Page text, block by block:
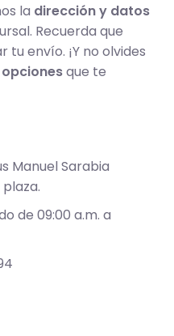
la dirección y datos
Recuerda que
envío. ¡Y no olvides
que te
Manuel Sarabia
de 09:00 a.m. a